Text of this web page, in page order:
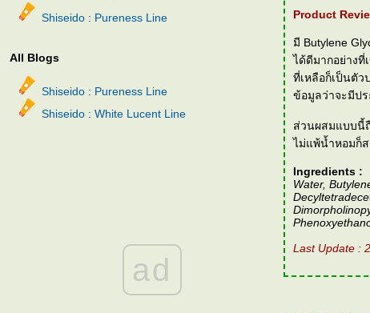
Shiseido : Pureness Line
All Blogs
Shiseido : Pureness Line
Shiseido : White Lucent Line
ad
Product
มี Butylene
ได้ดีมากอย่างที่
ที่เหลือก็เป็นตัว
ข้อมูลว่าจะมีป
ส่วนผสมแบบนี้
ไม่แพ้น้ำหอมก็
Ingredients :
Water,
Last Update :